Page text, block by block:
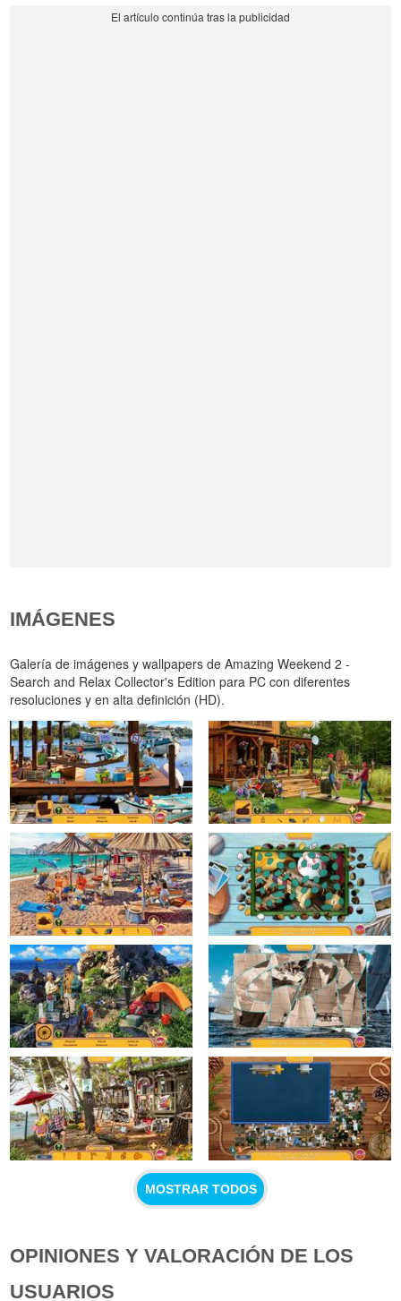
IMÁGENES
Galería de imágenes y wallpapers de Amazing Weekend 2 -
Search and Relax Collector's Edition para PC con diferentes
resoluciones y en alta definición (HD).
MOSTRAR TODOS
OPINIONES Y VALORACIÓN DE LOS
USUARIOS